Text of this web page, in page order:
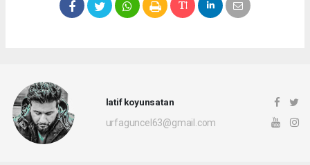
latif koyunsatan
urfaguncel63@gmail.com